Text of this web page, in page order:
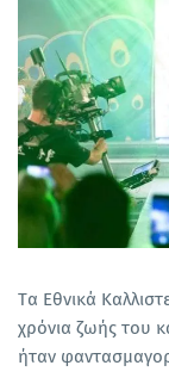
Tα Εθνικά
χρόνια ζωής του
ήταν